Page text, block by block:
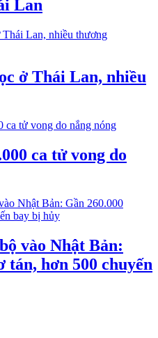
Lan
ở Thái Lan, nhiều
ca tử vong do
vào Nhật Bản:
tán, hơn 500 chuyến